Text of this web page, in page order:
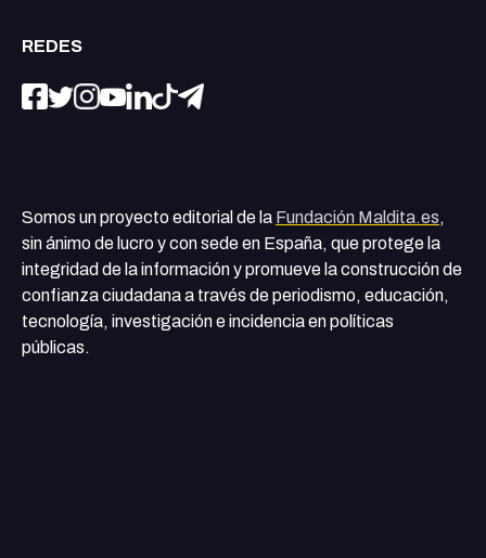
REDES
Somos un proyecto editorial de la Fundación Maldita.es,
sin ánimo de lucro y con sede en España, que protege la
integridad de la información y promueve la construcción de
confianza ciudadana a través de periodismo, educación,
tecnología, investigación e incidencia en políticas
públicas.